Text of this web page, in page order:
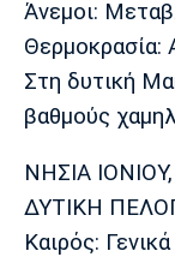
Ίντερ
Άνεμοι:
Στη δυτική
βαθμούς
ΝΗΣΙΑ
ΔΥΤΙΚΗ
Καιρός: Γενικά